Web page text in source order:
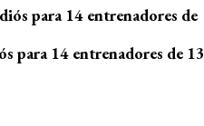
para 14 entrenadores de 13